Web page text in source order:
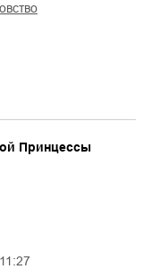
Принцессы